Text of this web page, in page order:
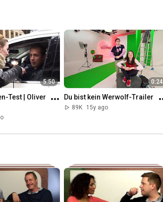
5:50
Test | Oliver
0:24
Du bist kein Werwolf-Trailer
89K 15y ago